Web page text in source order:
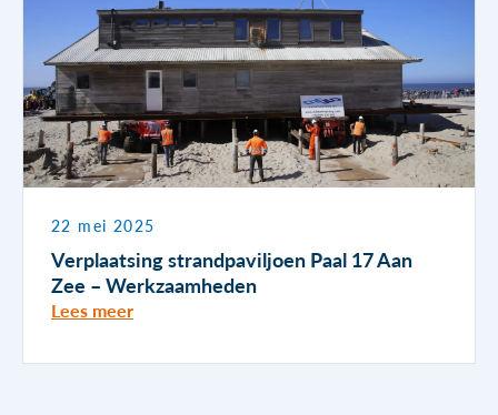
22 mei 2025
Verplaatsing strandpaviljoen Paal 17 Aan
Zee – Werkzaamheden
Lees meer